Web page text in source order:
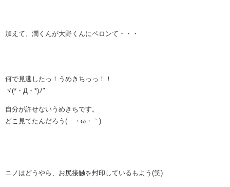
加えて、潤くんが大野くんにペロンて・・・
何で見逃したっ！うめきちっっ！！
ヾ(*・Д・*)ﾉ"
自分が許せないうめきちです。
どこ見てたんだろう(´・ω・｀)
ニノはどうやら、お尻接触を封印しているもよう(笑)